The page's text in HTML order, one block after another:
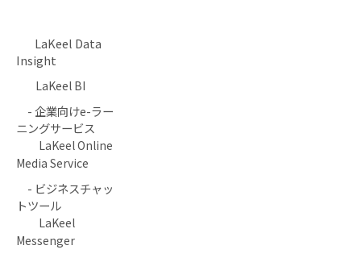
LaKeel Data
Insight
LaKeel BI
- 企業向けe-ラー
ニングサービス
LaKeel Online
Media Service
- ビジネスチャッ
トツール
LaKeel
Messenger